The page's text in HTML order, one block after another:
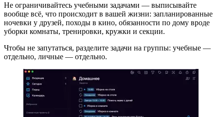
Не ограничивайтесь учебными задачами — выписывайте
вообще всё, что происходит в вашей жизни: запланированные
ночевки у друзей, походы в кино, обязанности по дому вроде
уборки комнаты, тренировки, кружки и секции.
Чтобы не запутаться, разделите задачи на группы: учебные —
отдельно, личные — отдельно.